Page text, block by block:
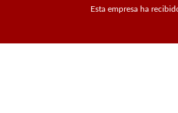
Esta empresa ha